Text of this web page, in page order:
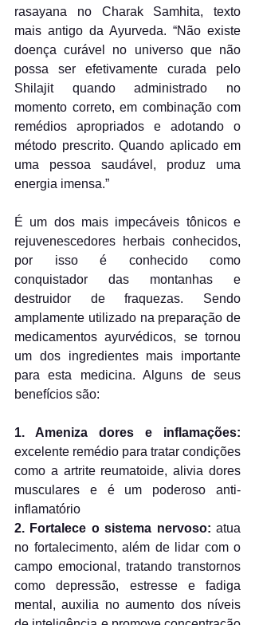
rasayana no Charak Samhita, texto
mais antigo da Ayurveda. “Não existe
doença curável no universo que não
possa ser efetivamente curada pelo
Shilajit quando administrado no
momento correto, em combinação com
remédios apropriados e adotando o
método prescrito. Quando aplicado em
uma pessoa saudável, produz uma
energia imensa.”
É um dos mais impecáveis tônicos e
rejuvenescedores herbais conhecidos,
por isso é conhecido como
conquistador das montanhas e
destruidor de fraquezas. Sendo
amplamente utilizado na preparação de
medicamentos ayurvédicos, se tornou
um dos ingredientes mais importante
para esta medicina. Alguns de seus
benefícios são:
1. Ameniza dores e inflamações:
excelente remédio para tratar condições
como a artrite reumatoide, alivia dores
musculares e é um poderoso anti-
inflamatório
2. Fortalece o sistema nervoso: atua
no fortalecimento, além de lidar com o
campo emocional, tratando transtornos
como depressão, estresse e fadiga
mental, auxilia no aumento dos níveis